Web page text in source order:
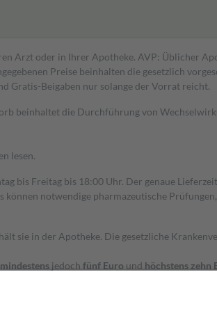
Arzt oder in Ihrer Apotheke. AVP: Üblicher
Preise beinhalten die gesetzlich
Gratis-Beigaben nur solange der Vorrat reicht.
beinhaltet die Durchführung von
lesen.
bis Freitag bis 18:00 Uhr. Der genaue
notwendige pharmazeutische
sie in der Apotheke. Die gesetzliche
mindestens jedoch fünf Euro und höchstens zehn